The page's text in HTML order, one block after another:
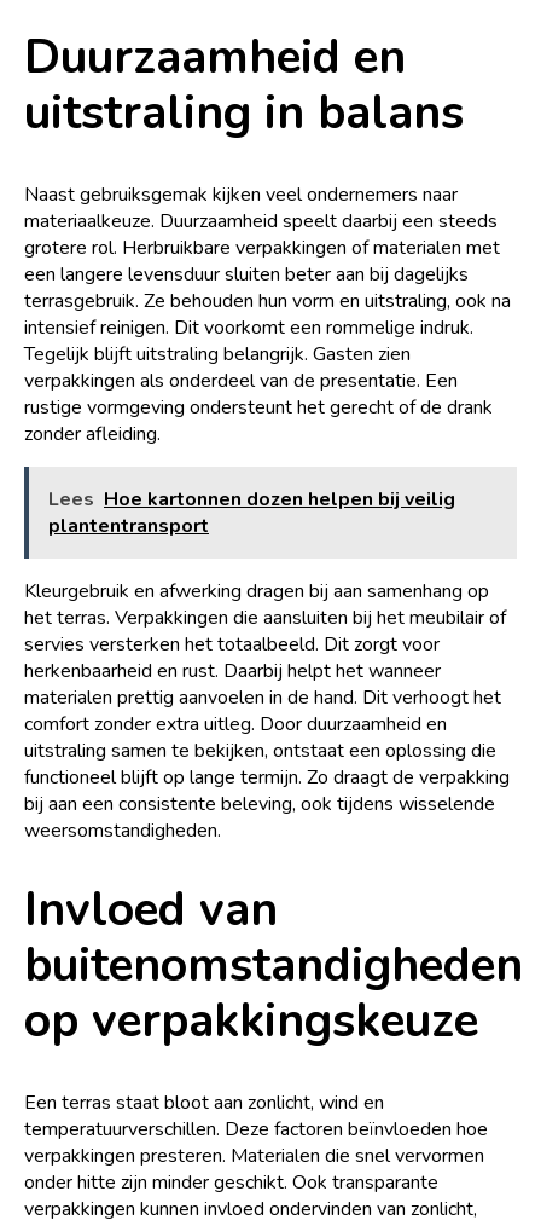
Duurzaamheid en
uitstraling in balans
Naast gebruiksgemak kijken veel ondernemers naar
materiaalkeuze. Duurzaamheid speelt daarbij een steeds
grotere rol. Herbruikbare verpakkingen of materialen met
een langere levensduur sluiten beter aan bij dagelijks
terrasgebruik. Ze behouden hun vorm en uitstraling, ook na
intensief reinigen. Dit voorkomt een rommelige indruk.
Tegelijk blijft uitstraling belangrijk. Gasten zien
verpakkingen als onderdeel van de presentatie. Een
rustige vormgeving ondersteunt het gerecht of de drank
zonder afleiding.
Lees Hoe kartonnen dozen helpen bij veilig
plantentransport
Kleurgebruik en afwerking dragen bij aan samenhang op
het terras. Verpakkingen die aansluiten bij het meubilair of
servies versterken het totaalbeeld. Dit zorgt voor
herkenbaarheid en rust. Daarbij helpt het wanneer
materialen prettig aanvoelen in de hand. Dit verhoogt het
comfort zonder extra uitleg. Door duurzaamheid en
uitstraling samen te bekijken, ontstaat een oplossing die
functioneel blijft op lange termijn. Zo draagt de verpakking
bij aan een consistente beleving, ook tijdens wisselende
weersomstandigheden.
Invloed van
buitenomstandigheden
op verpakkingskeuze
Een terras staat bloot aan zonlicht, wind en
temperatuurverschillen. Deze factoren beïnvloeden hoe
verpakkingen presteren. Materialen die snel vervormen
onder hitte zijn minder geschikt. Ook transparante
verpakkingen kunnen invloed ondervinden van zonlicht,